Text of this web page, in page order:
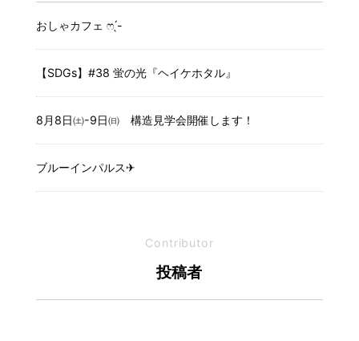
おしゃカフェ ෆ ̖́-
【SDGs】#38 蛍の光『ヘイケホタル』
8月8日㈯-9日㈰ 構造見学会開催します！
ブルーインパルス✈
Contributor
投稿者